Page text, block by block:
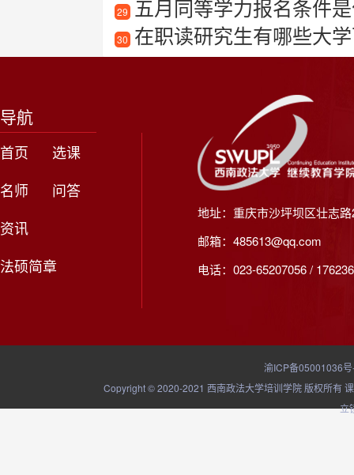
29 五月同等学力报名条件是
30 在职读研究生有哪些大学可以
导航
首页
选课
名师
问答
资讯
法硕简章
地址：重庆市沙坪坝区壮志
邮箱：485613@qq.com
电话：023-65207056 /
渝ICP备05001036
Copyright © 2020-2021 西南政法大学培训学院 版权所有
立